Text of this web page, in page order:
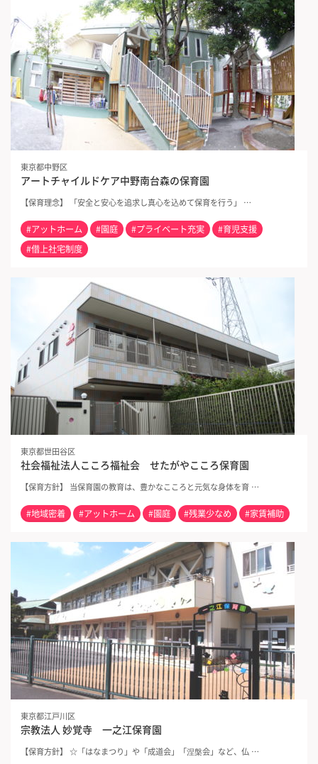
東京都中野区
アートチャイルドケア中野南台森の保育園
【保育理念】 「安全と安心を追求し真心を込めて保育を行う」 …
#アットホーム #園庭 #プライベート充実
#育児支援
#借上社宅制度
東京都世田谷区
社会福祉法人こころ福祉会 せたがやこころ保育園
【保育方針】 当保育園の教育は、豊かなこころと元気な身体を育 …
#地域密着 #アットホーム #園庭 #残業少なめ #家賃補助
東京都江戸川区
宗教法人 妙覚寺 一之江保育園
【保育方針】 ☆「はなまつり」や「成道会」「涅槃会」など、仏 …